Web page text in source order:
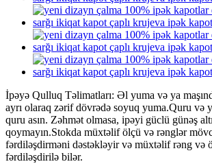
İpəyə Qulluq Təlimatları: Əl yuma və ya
ayrı olaraq zərif dövrədə soyuq yuma.Quru və
quru asın. Zəhmət olmasa, ipəyi güclü günəş
qoymayın.Stokda müxtəlif ölçü və rənglər
fərdiləşdirməni dəstəkləyir və müxtəlif rəng və
fərdiləşdirilə bilər.